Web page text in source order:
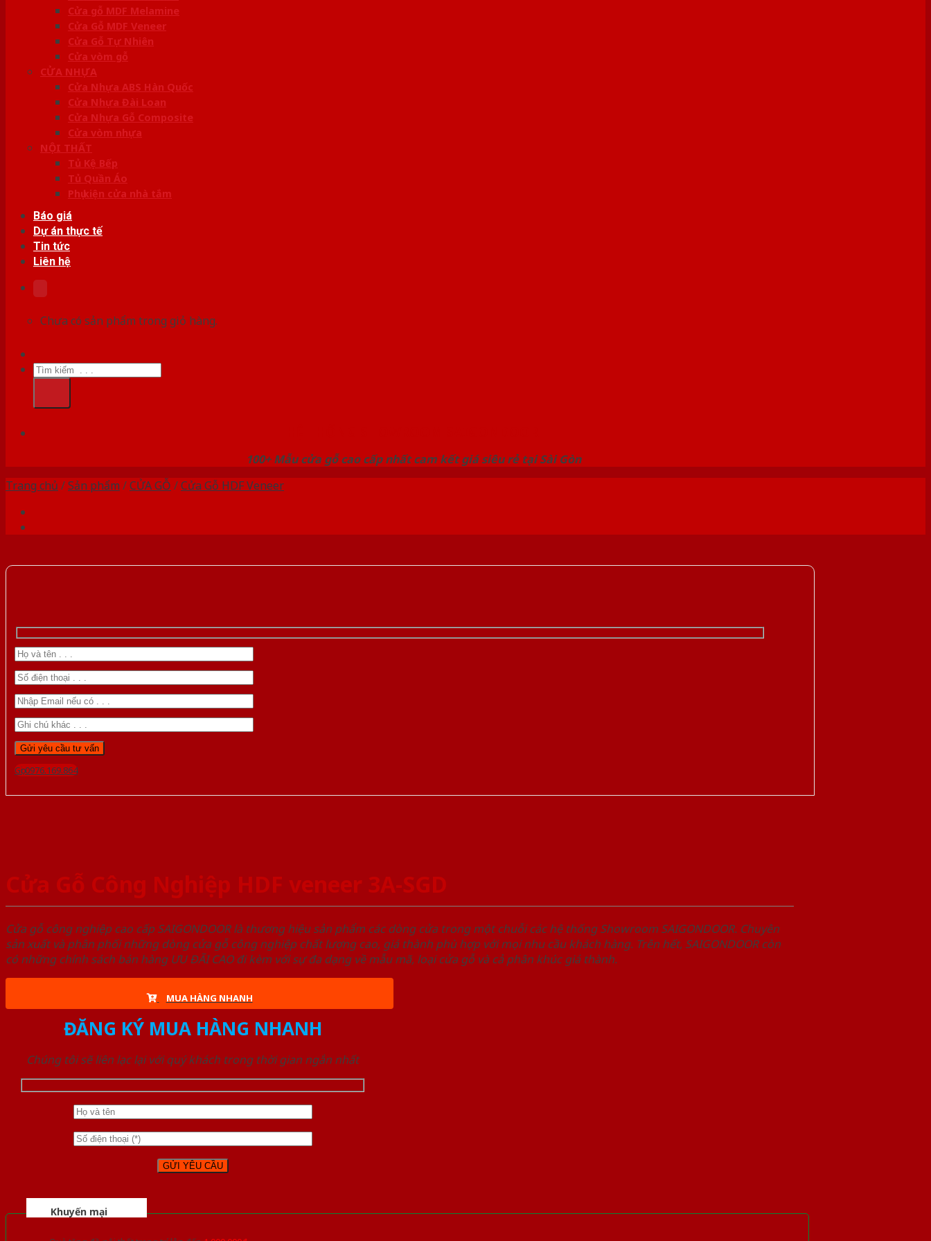
Cửa gỗ MDF Melamine
Cửa Gỗ MDF Veneer
Cửa Gỗ Tự Nhiên
Cửa vòm gỗ
CỬA NHỰA
Cửa Nhựa ABS Hàn Quốc
Cửa Nhựa Đài Loan
Cửa Nhựa Gỗ Composite
Cửa vòm nhựa
NỘI THẤT
Tủ Kệ Bếp
Tủ Quần Áo
Phụ kiện cửa nhà tắm
Báo giá
Dự án thực tế
Tin tức
Liên hệ
Chưa có sản phẩm trong giỏ hàng.
Tìm
kiếm:
100+ Mẫu cửa gỗ cao cấp nhất cam kết giá siêu rẻ tại Sài Gòn
Trang chủ /Sản phẩm /CỬA GỖ /Cửa Gỗ HDF Veneer
Gọi 0976.169.864
Cửa Gỗ Công Nghiệp HDF veneer 3A-SGD
Cửa gỗ công nghiệp cao cấp SAIGONDOOR là thương hiệu sản phẩm các dòng cửa trong một chuỗi các hệ thống Showroom SAIGONDOOR. Chuyên
sản xuất và phân phối những dòng cửa gỗ công nghiệp chất lượng cao, giá thành phù hợp với mọi nhu cầu khách hàng. Trên hết, SAIGONDOOR còn
có những chính sách bán hàng ƯU ĐÃI CAO đi kèm với sự đa dạng về mẫu mã, loại cửa gỗ và cả phân khúc giá thành.
MUA HÀNG NHANH
ĐĂNG KÝ MUA HÀNG NHANH
Chúng tôi sẽ liên lạc lại với quý khách trong thời gian ngắn nhất
Khuyến mại